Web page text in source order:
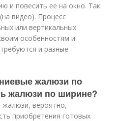
и повесить ее на окно. Так
видео). Процесс
или вертикальных
особенностям и
и разные
жалюзи по
жалюзи по ширине?
вероятно,
приобретения готовых